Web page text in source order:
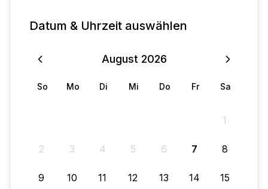
Datum & Uhrzeit auswählen
August 2026
So Mo Di Mi Do Fr Sa
1
2 3 4 5 6 7 8
9 10 11 12 13 14 15